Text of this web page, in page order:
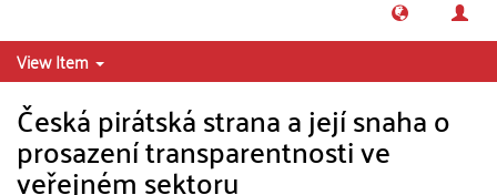
View Item
Česká pirátská strana a její snaha o
prosazení transparentnosti ve
veřejném sektoru